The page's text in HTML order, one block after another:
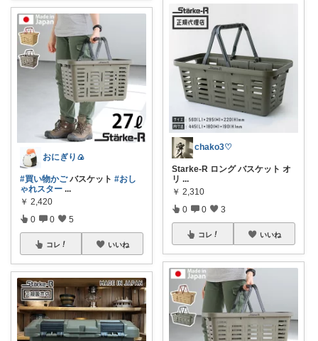
おにぎり🍙
#買い物かごバスケット #おし
ゃれスター ...
￥ 2,420
0 0 5
コレ いいね
chako3♡
Starke-R ロング バスケット オ
リ ...
￥ 2,310
0 0 3
コレ いいね